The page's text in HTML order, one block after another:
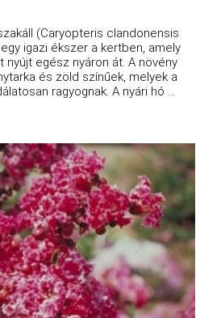
(Caryopteris clandonensis
igazi ékszer a kertben, amely
nyújt egész nyáron át. A növény
és zöld színűek, melyek a
ragyognak. A nyári hó ...